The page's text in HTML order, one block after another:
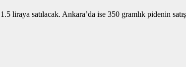
liraya satılacak. Ankara’da ise 350 gramlık pidenin